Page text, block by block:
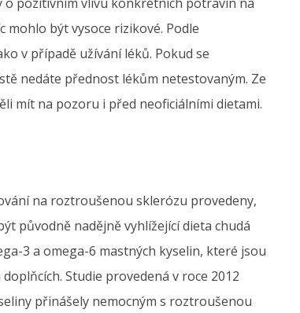
být vysoce rizikové. Podle
v případě užívání léků. Pokud se
nedáte přednost lékům netestovaným. Ze
mít na pozoru i před neoficiálními dietami.
na roztroušenou sklerózu provedeny,
původně nadějně vyhlížející dieta chudá
3 a omega-6 mastných kyselin, které jsou
Studie provedená v roce 2012
přinášely nemocným s roztroušenou